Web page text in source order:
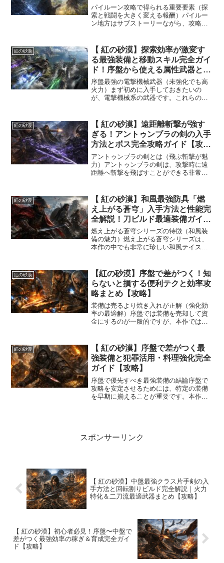
略】
パイルーン攻略で得られる重要要素（探
索と戦闘を大きく変える報酬）パイルー
ン地方はサブストーリーながら、攻略す
す。このエリアでは属性装備や特殊能力
付きアイテムが多く、単な...
紅の砂漠
【 紅の砂漠】探索効率が激変す
る最強装備と移動スキル完全ガイ
ド！序盤から使える属性武器と空
中機動の極意【攻略】
序盤最強の電撃機械武器（未強化でも高
火力）まず初めに入手しておきたいの
が、電撃機械系の武器です。これらの武
くれます。具体的には攻撃力27や30とい
った数値を持ち、通常武...
紅の砂漠
【 紅の砂漠】遠距離斬撃が強す
ぎる！アントゥンブラの剣の入手
方法とボス完全攻略ガイド【攻
略】
アントゥンブラの剣とは（飛ぶ斬撃が魅
力）アントゥンブラの剣は、攻撃時に遠
距離へ斬撃を飛ばすことができる非常に
優秀で、中盤以降でも十分に通用するポ
テンシャルを持っています...
紅の砂漠
【 紅の砂漠】和風最強防具「燃
え上がる蒼穹」入手方法と性能完
全解説！刀ビルド最適装備ガイド
【攻略】
燃え上がる蒼穹シリーズの特徴（和風装
備の魅力）燃え上がる蒼穹シリーズは、
本作の中でも非常に珍しい和風テイスト
く、刀系武器との相性が抜群で、ビジュ
アル重視プレイヤーには特に...
紅の砂漠
【紅の砂漠】序盤で差がつく！知
らないと損する便利テクと効率攻
略まとめ【攻略】
装備は売るより焼き入れが正解（強化効
率の最適解）序盤では装備を売却して資
金にするのが一般的ですが、本作では同
れを素材として強化に使用できます。特
に高レベル帯になるほど...
紅の砂漠
【 紅の砂漠】序盤で差がつく最
強装備と犯罪活用・料理強化完全
ガイド【攻略】
序盤で優先すべき最強装備の結論序盤で
攻略を安定させるためには、特定の装備
を早期に揃えることが重要です。本作は
スポンサーリンク
【 紅の砂漠】中盤最強クラス片手剣の入
手方法と回転割りビルド完全解説｜火力
特化＆二刀流最適武器まとめ【攻略】
【 紅の砂漠】初心者必見！序盤〜中盤で
差がつく最強効率の稼ぎ＆育成完全ガイ
ド【攻略】